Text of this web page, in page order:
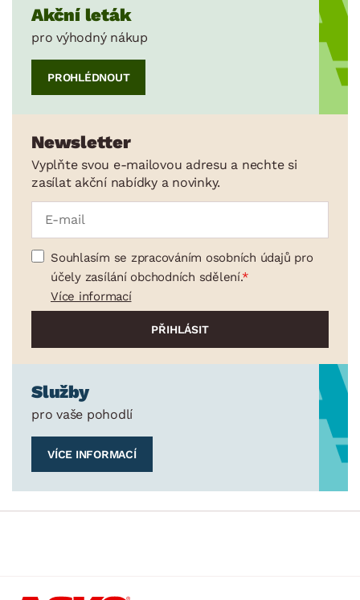
Akční leták
pro výhodný nákup
PROHLÉDNOUT
Newsletter
Vyplňte svou e-mailovou adresu a nechte si
zasílat akční nabídky a novinky.
Souhlasím se zpracováním osobních údajů pro
účely zasílání obchodních sdělení.
Více informací
Služby
pro vaše pohodlí
VÍCE INFORMACÍ